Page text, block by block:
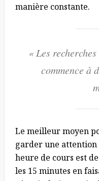
manière constante.
« Les
commence à
Le meilleur moyen
garder une
heure de cours est
les 15 minutes en